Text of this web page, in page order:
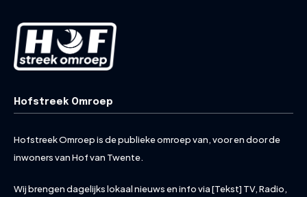
Hofstreek Omroep
Hofstreek Omroep is de publieke omroep van, voor en door de
inwoners van Hof van Twente.
Wij brengen dagelijks lokaal nieuws en info via [Tekst] TV, Radio,